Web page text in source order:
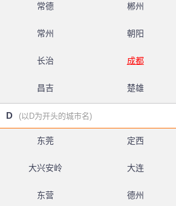
常德 郴州
常州 朝阳
长治 成都
昌吉 楚雄
D (以D为开头的城市名)
东莞 定西
大兴安岭 大连
东营 德州